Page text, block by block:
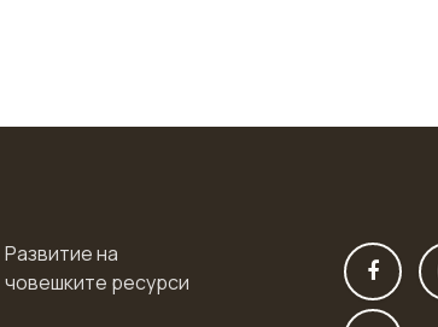
Развитие на
човешките ресурси